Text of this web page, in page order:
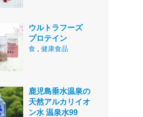
ウルトラフーズ
プロテイン
食 健康食品
鹿児島垂水温泉の
天然アルカリイオ
ン水 温泉水99